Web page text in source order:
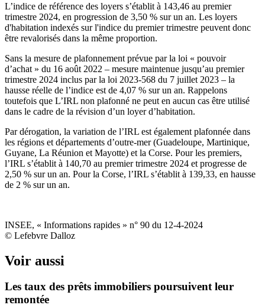
L’indice de référence des loyers s’établit à 143,46 au premier
trimestre 2024, en progression de 3,50 % sur un an. Les loyers
d'habitation indexés sur l'indice du premier trimestre peuvent donc
être revalorisés dans la même proportion.
Sans la mesure de plafonnement prévue par la loi « pouvoir
d’achat » du 16 août 2022 – mesure maintenue jusqu’au premier
trimestre 2024 inclus par la loi 2023-568 du 7 juillet 2023 – la
hausse réelle de l’indice est de 4,07 % sur un an. Rappelons
toutefois que L’IRL non plafonné ne peut en aucun cas être utilisé
dans le cadre de la révision d’un loyer d’habitation.
Par dérogation, la variation de l’IRL est également plafonnée dans
les régions et départements d’outre-mer (Guadeloupe, Martinique,
Guyane, La Réunion et Mayotte) et la Corse. Pour les premiers,
l’IRL s’établit à 140,70 au premier trimestre 2024 et progresse de
2,50 % sur un an. Pour la Corse, l’IRL s’établit à 139,33, en hausse
de 2 % sur un an.
INSEE, « Informations rapides » n° 90 du 12-4-2024
© Lefebvre Dalloz
Voir aussi
Les taux des prêts immobiliers poursuivent leur
remontée